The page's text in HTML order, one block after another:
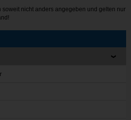
soweit nicht anders angegeben und gelten nur